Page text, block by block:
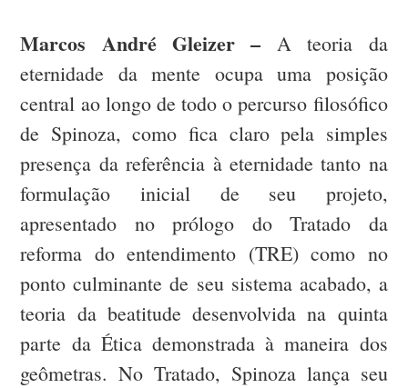
Marcos André Gleizer – A teoria da
eternidade da mente ocupa uma posição
central ao longo de todo o percurso filosófico
de Spinoza, como fica claro pela simples
presença da referência à eternidade tanto na
formulação inicial de seu projeto,
apresentado no prólogo do Tratado da
reforma do entendimento (TRE) como no
ponto culminante de seu sistema acabado, a
teoria da beatitude desenvolvida na quinta
parte da Ética demonstrada à maneira dos
geômetras. No Tratado, Spinoza lança seu